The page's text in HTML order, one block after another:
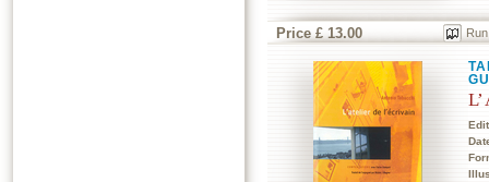
Price £ 13.00